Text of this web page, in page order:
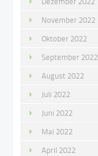
November 2022
Oktober 2022
September 2022
August 2022
Juli 2022
Juni 2022
Mai 2022
April 2022